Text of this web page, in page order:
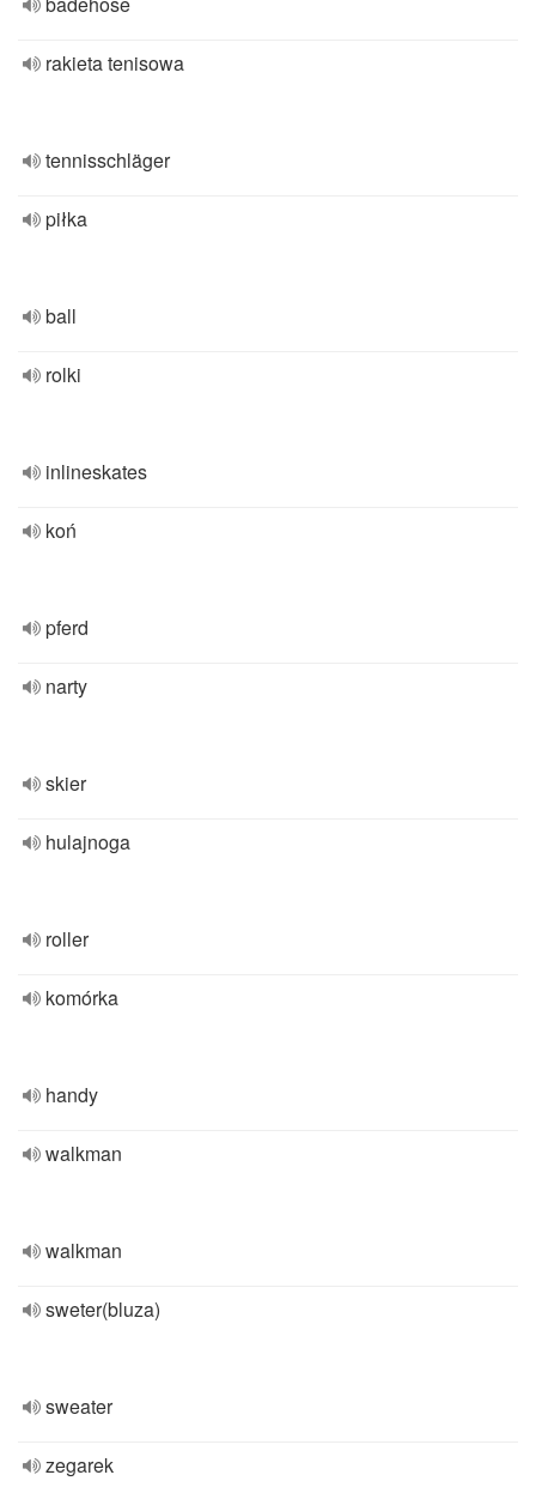
rakieta tenisowa
tennisschläger
piłka
ball
rolki
inlineskates
koń
pferd
narty
skier
hulajnoga
roller
komórka
handy
walkman
walkman
sweter(bluza)
sweater
zegarek